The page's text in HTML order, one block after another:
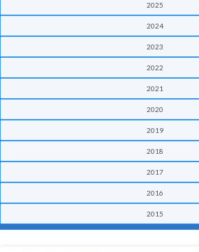
2025
2024
2023
2022
2021
2020
2019
2018
2017
2016
2015